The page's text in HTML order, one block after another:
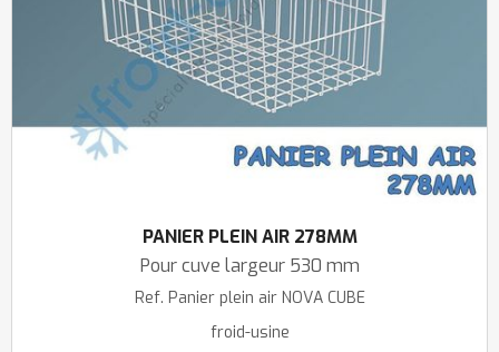
PANIER PLEIN AIR 278MM
Pour cuve largeur 530 mm
Ref. Panier plein air NOVA CUBE
froid-usine